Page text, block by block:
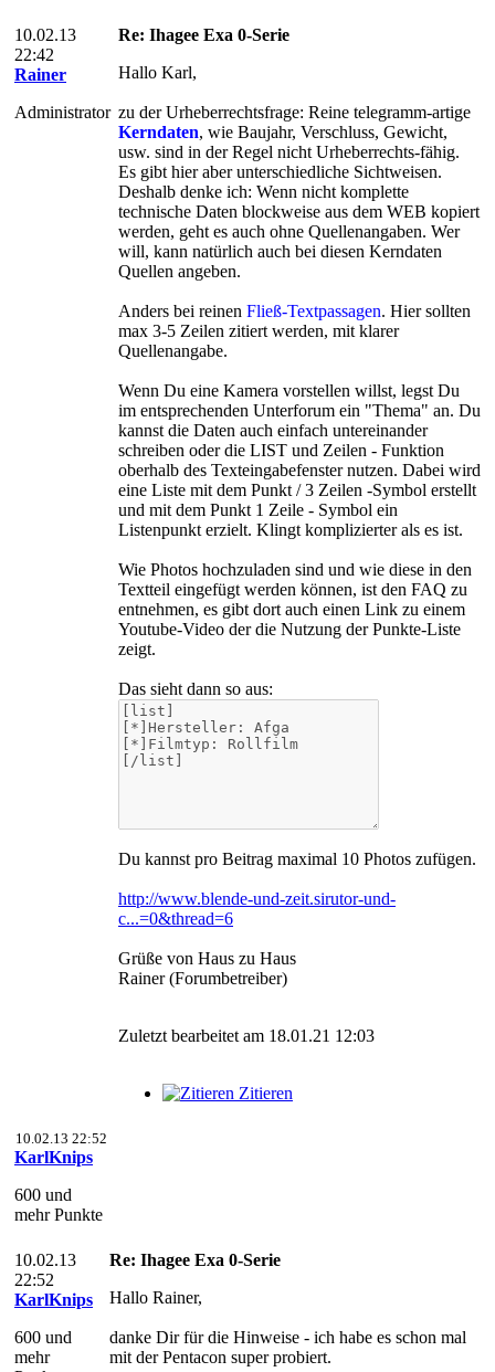
10.02.13
22:42
Rainer
Administrator
Re: Ihagee Exa 0-Serie
Hallo Karl,
zu der Urheberrechtsfrage: Reine telegramm-artige
Kerndaten, wie Baujahr, Verschluss, Gewicht,
usw. sind in der Regel nicht Urheberrechts-fähig.
Es gibt hier aber unterschiedliche Sichtweisen.
Deshalb denke ich: Wenn nicht komplette
technische Daten blockweise aus dem WEB kopiert
werden, geht es auch ohne Quellenangaben. Wer
will, kann natürlich auch bei diesen Kerndaten
Quellen angeben.
Anders bei reinen Fließ-Textpassagen. Hier sollten
max 3-5 Zeilen zitiert werden, mit klarer
Quellenangabe.
Wenn Du eine Kamera vorstellen willst, legst Du
im entsprechenden Unterforum ein "Thema" an. Du
kannst die Daten auch einfach untereinander
schreiben oder die LIST und Zeilen - Funktion
oberhalb des Texteingabefenster nutzen. Dabei wird
eine Liste mit dem Punkt / 3 Zeilen -Symbol erstellt
und mit dem Punkt 1 Zeile - Symbol ein
Listenpunkt erzielt. Klingt komplizierter als es ist.
Wie Photos hochzuladen sind und wie diese in den
Textteil eingefügt werden können, ist den FAQ zu
entnehmen, es gibt dort auch einen Link zu einem
Youtube-Video der die Nutzung der Punkte-Liste
zeigt.
Das sieht dann so aus:
Du kannst pro Beitrag maximal 10 Photos zufügen.
http://www.blende-und-zeit.sirutor-und-
c...=0&thread=6
Grüße von Haus zu Haus
Rainer (Forumbetreiber)
Zuletzt bearbeitet am 18.01.21 12:03
Zitieren
10.02.13 22:52
KarlKnips
600 und
mehr Punkte
10.02.13
22:52
KarlKnips
600 und
mehr
Re: Ihagee Exa 0-Serie
Hallo Rainer,
danke Dir für die Hinweise - ich habe es schon mal
mit der Pentacon super probiert.